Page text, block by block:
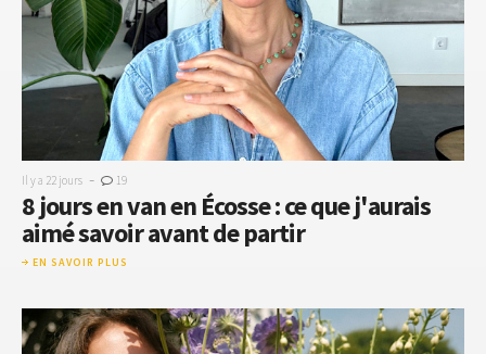
Il y a 22 jours - 19
8 jours en van en Écosse : ce que j'aurais
aimé savoir avant de partir
EN SAVOIR PLUS